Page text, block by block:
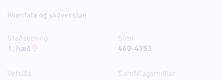
Kvenfata og skóverslun
Staðsetning
1. hæð
Vefsíða
Sími
460-4353
Samfélagsmiðlar